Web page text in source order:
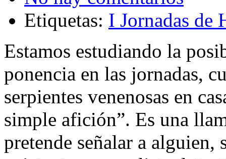
Etiquetas: I Jornadas de
Estamos estudiando la
ponencia en las jornadas,
serpientes venenosas en
simple afición”. Es una
pretende señalar a